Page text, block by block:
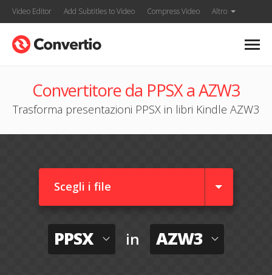
Video Editor Add Subtitles to Video Compress Video Altro
Convertitore da PPSX a AZW3
Trasforma presentazioni PPSX in libri Kindle AZW3
Scegli i file
PPSX in AZW3